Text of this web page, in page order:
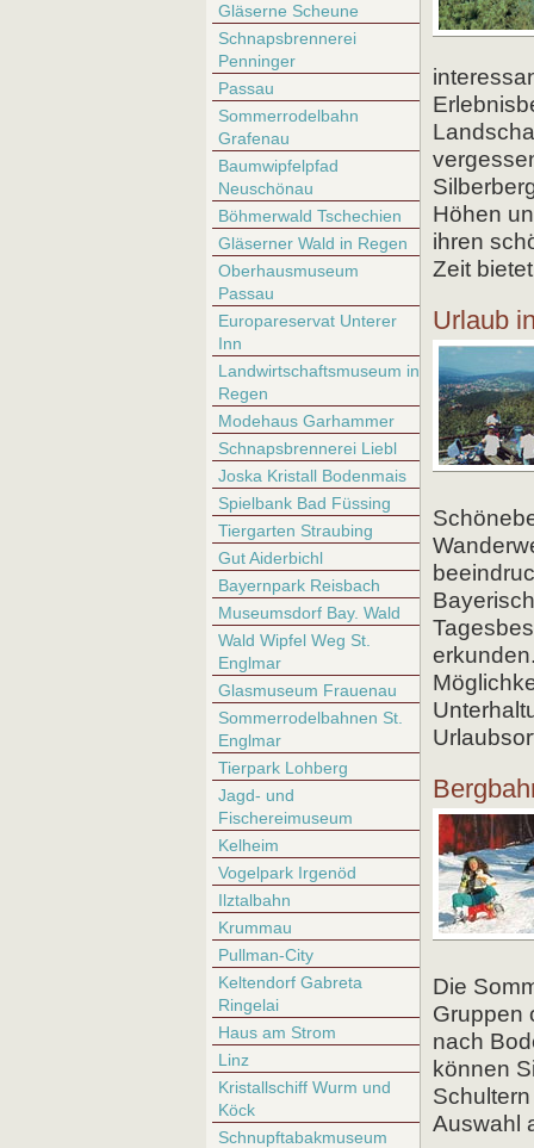
Gläserne Scheune
Schnapsbrennerei
Penninger
Passau
Sommerrodelbahn
Grafenau
Baumwipfelpfad
Neuschönau
Böhmerwald Tschechien
Gläserner Wald in Regen
Oberhausmuseum
Passau
Europareservat Unterer
Inn
Landwirtschaftsmuseum in
Regen
Modehaus Garhammer
Schnapsbrennerei Liebl
Joska Kristall Bodenmais
Spielbank Bad Füssing
Tiergarten Straubing
Gut Aiderbichl
Bayernpark Reisbach
Museumsdorf Bay. Wald
Wald Wipfel Weg St.
Englmar
Glasmuseum Frauenau
Sommerrodelbahnen St.
Englmar
Tierpark Lohberg
Jagd- und
Fischereimuseum
Kelheim
Vogelpark Irgenöd
Ilztalbahn
Krummau
Pullman-City
Keltendorf Gabreta
Ringelai
Haus am Strom
Linz
Kristallschiff Wurm und
Köck
Schnupftabakmuseum
Höhen
ihren
Zeit
Urlaub
Die
Gruppen
nach
können
Auswahl